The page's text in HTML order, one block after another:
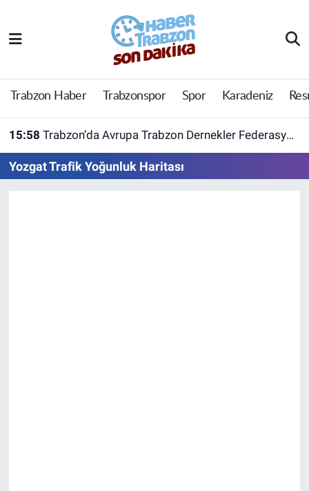
Trabzon Haber Trabzonspor Spor Karadeniz
15:58 Trabzon’da Avrupa Trabzon Dernekler Federasyonu açıldı
Yozgat Trafik Yoğunluk Haritası
Trabzon Haber
Trabzonspor
Karadeniz
Trabzon Nöbetçi Eczaneler
Trabzon Hava Durumu
Trabzon Trafik Yoğunluk Haritası